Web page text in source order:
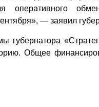
оперативного
— заявил
губернатора
Общее